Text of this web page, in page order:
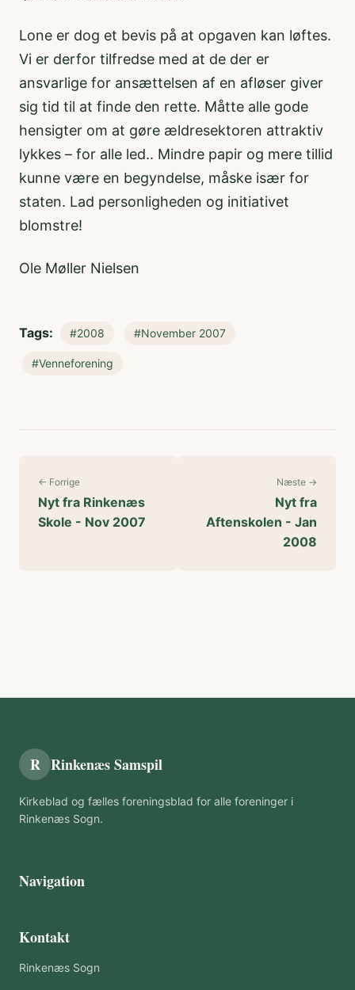
Lone er dog et bevis på at opgaven kan løftes.
Vi er derfor tilfredse med at de der er
ansvarlige for ansættelsen af en afløser giver
sig tid til at finde den rette. Måtte alle gode
hensigter om at gøre ældresektoren attraktiv
lykkes – for alle led.. Mindre papir og mere tillid
kunne være en begyndelse, måske især for
staten. Lad personligheden og initiativet
blomstre!
Ole Møller Nielsen
Tags: #2008 #November 2007
#Venneforening
← Forrige
Nyt fra Rinkenæs
Skole - Nov 2007
Næste →
Nyt fra
Aftenskolen - Jan
2008
R Rinkenæs Samspil
Kirkeblad og fælles foreningsblad for alle foreninger i
Rinkenæs Sogn.
Navigation
Kontakt
Rinkenæs Sogn